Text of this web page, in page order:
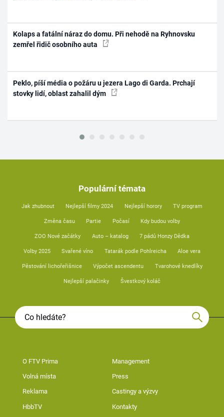
Kolaps a fatální náraz do domu. Při nehodě na Ryhnovsku
zemřel řidič osobního auta
Peklo, píší média o požáru u jezera Lago di Garda. Prchají
stovky lidí, oblast zahalil dým
Populární témata
Jak zhubnout Nejlepší filmy 2024 Nejlepší horory TV program
Změna času Partie Počasí Kdy budou volby
ZOO Nové začátky Auto – katalog 7 pádů Honzy Dědka
Volby 2025 Svařené víno Tatarák podle Pohlreicha Aloe vera
Pěstování lichořeřišnice Výpočet ascendentu Tvarohové knedlíky
Nejlepší palačinky Švestkový koláč
O FTV Prima Management
Volná místa Press
Reklama Castingy a výzvy
HbbTV Kontakty